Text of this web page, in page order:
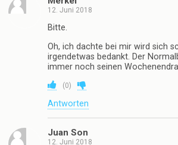
12. Juni 2018
Bitte.
Oh, ich dachte bei mir wird sich
irgendetwas bedankt. Der
immer noch seinen
(0)
Antworten
Juan Son
12. Juni 2018